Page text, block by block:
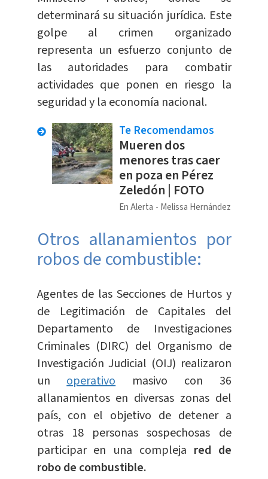
determinará su situación jurídica. Este
golpe al crimen organizado
representa un esfuerzo conjunto de
las autoridades para combatir
actividades que ponen en riesgo la
seguridad y la economía nacional.
Te Recomendamos
Mueren dos
menores tras caer
en poza en Pérez
Zeledón | FOTO
En Alerta Melissa Hernández
Otros allanamientos por
robos de combustible:
Agentes de las Secciones de Hurtos y
de Legitimación de Capitales del
Departamento de Investigaciones
Criminales (DIRC) del Organismo de
Investigación Judicial (OIJ) realizaron
unoperativo
masivo con 36
allanamientos en diversas zonas del
país, con el objetivo de detener a
otras 18 personas sospechosas de
participar en una compleja red de
robo de combustible.